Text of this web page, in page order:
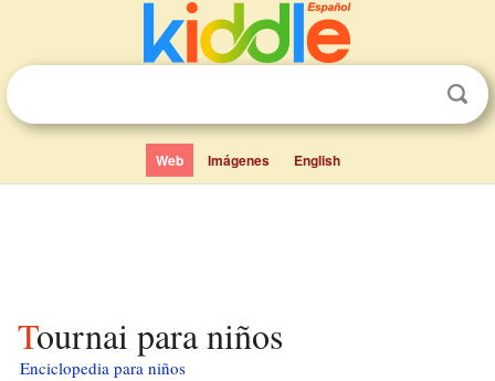
Web Imágenes English
Tournai para niños
Enciclopedia para niños